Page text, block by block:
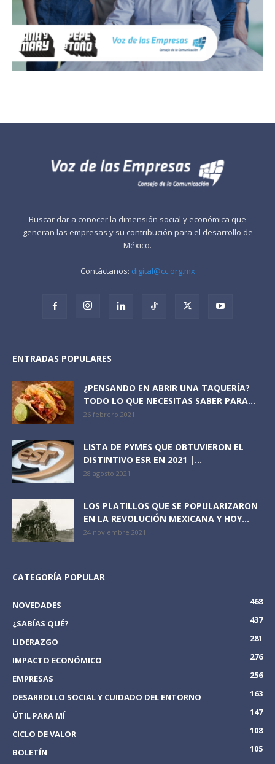
Buscar dar a conocer la dimensión social y económica que
generan las empresas y su contribución para el desarrollo de
México.
Contáctanos: digital@cc.org.mx
ENTRADAS POPULARES
¿PENSANDO EN ABRIR UNA TAQUERÍA?
TODO LO QUE NECESITAS SABER PARA...
26 febrero 2021
LISTA DE PYMES QUE OBTUVIERON EL
DISTINTIVO ESR EN 2021 |...
28 agosto 2021
LOS PLATILLOS QUE SE POPULARIZARON
EN LA REVOLUCIÓN MEXICANA Y HOY...
24 noviembre 2021
CATEGORÍA POPULAR
NOVEDADES
468
¿SABÍAS QUÉ?
437
LIDERAZGO
281
IMPACTO ECONÓMICO
276
EMPRESAS
256
DESARROLLO SOCIAL Y CUIDADO DEL ENTORNO
163
ÚTIL PARA MÍ
147
CICLO DE VALOR
108
BOLETÍN
105